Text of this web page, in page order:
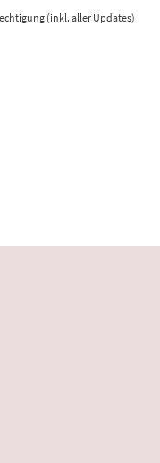
(inkl. aller Updates)